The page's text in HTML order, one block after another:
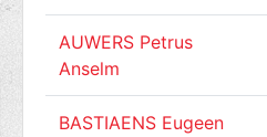
AUWERS Petrus
Anselm
BASTIAENS Eugeen